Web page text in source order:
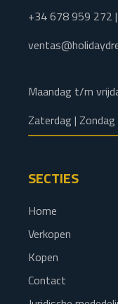
+34 678 959 272
Maandag t/m
Zaterdag |
SECTIES
Home
Verkopen
Kopen
Contact